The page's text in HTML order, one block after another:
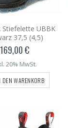
Stiefelette UBBK
37,5 (4,5)
169,00 €
20% MwSt.
DEN WARENKORB